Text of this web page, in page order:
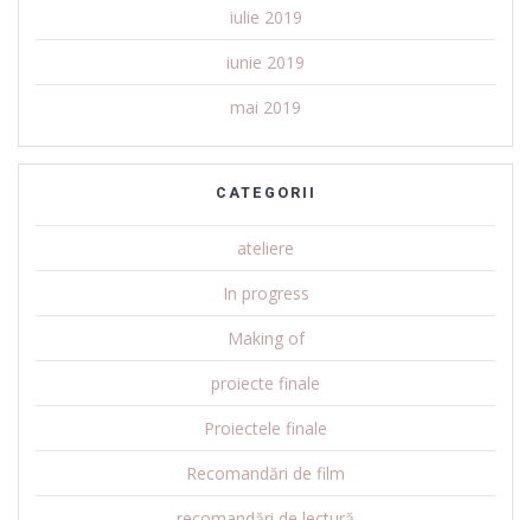
iulie 2019
iunie 2019
mai 2019
CATEGORII
ateliere
In progress
Making of
proiecte finale
Proiectele finale
Recomandări de film